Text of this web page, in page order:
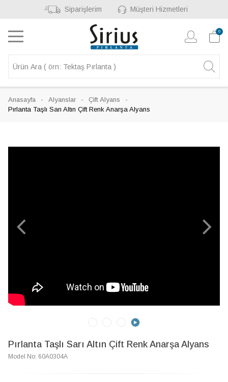
Siparişlerim Müşteri Hizmetleri
0
Anasayfa Alyanslar
Çift Alyans
Pırlanta Taşlı Sarı Altın Çift Renk Anarşa Alyans
Pırlanta Taşlı Sarı Altın Çift Renk Anarşa Alyans
Model No: 60A0304A